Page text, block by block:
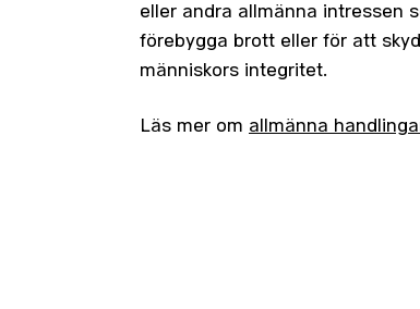
eller andra allmänna intressen
förebygga brott eller för att
människors integritet.
Läs mer om allmänna